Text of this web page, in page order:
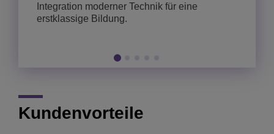
Integration moderner Technik für eine
erstklassige Bildung.
Kundenvorteile